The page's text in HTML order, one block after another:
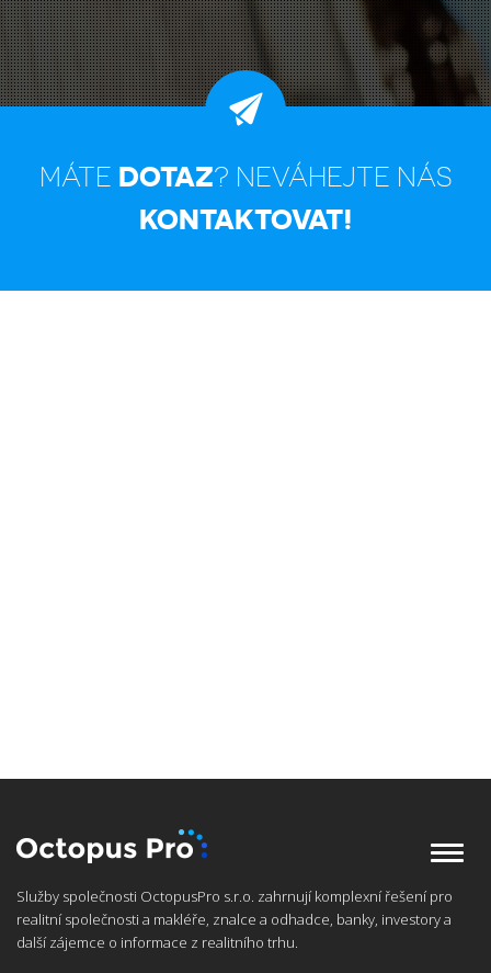
MÁTE DOTAZ? NEVÁHEJTE NÁS
KONTAKTOVAT!
Služby společnosti OctopusPro s.r.o. zahrnují komplexní řešení pro
realitní společnosti a makléře, znalce a odhadce, banky, investory a
další zájemce o informace z realitního trhu.